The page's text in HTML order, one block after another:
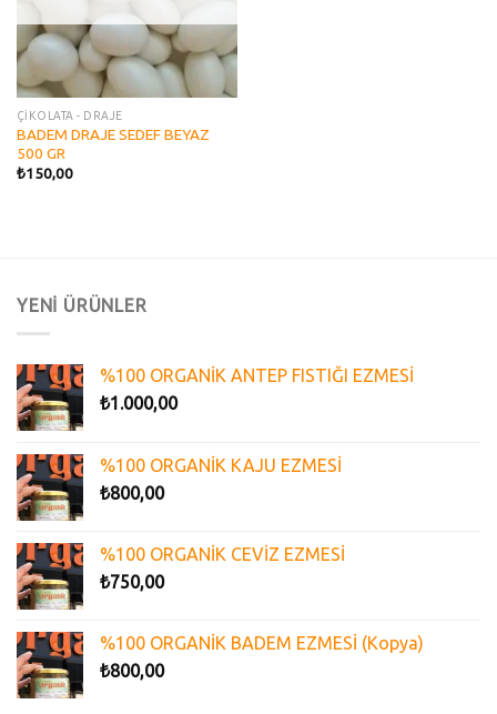
ÇİKOLATA - DRAJE
BADEM DRAJE SEDEF BEYAZ
500 GR
₺150,00
YENİ ÜRÜNLER
%100 ORGANİK ANTEP FISTIĞI EZMESİ
₺1.000,00
%100 ORGANİK KAJU EZMESİ
₺800,00
%100 ORGANİK CEVİZ EZMESİ
₺750,00
%100 ORGANİK BADEM EZMESİ (Kopya)
₺800,00